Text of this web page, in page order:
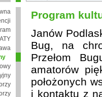
Program
Janów
Bug, na
Przełom
amatorów
położonych
i kontaktu z